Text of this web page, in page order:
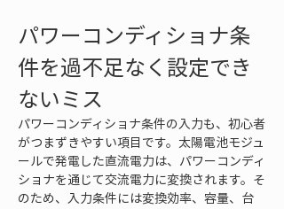
パワーコンディショナ条
件を過不足なく設定でき
ないミス
パワーコンディショナ条件の入力も、初心者
がつまずきやすい項目です。太陽電池モジュ
ールで発電した直流電力は、パワーコンディ
ショナを通じて交流電力に変換されます。そ
のため、入力条件には変換効率、容量、台